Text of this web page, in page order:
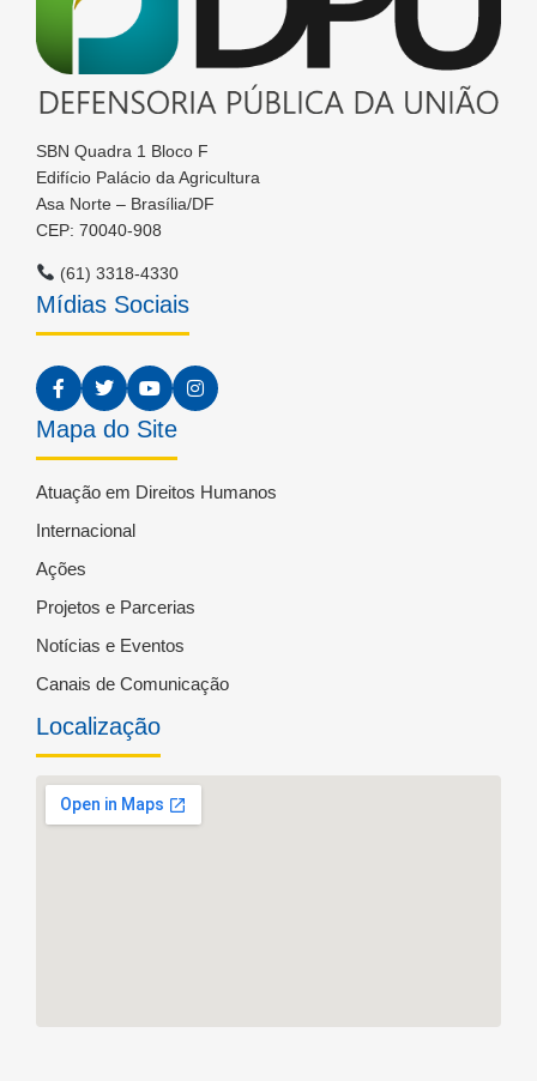
SBN Quadra 1 Bloco F
Edifício Palácio da Agricultura
Asa Norte – Brasília/DF
CEP: 70040-908
(61) 3318-4330
Mídias Sociais
Mapa do Site
Atuação em Direitos Humanos
Internacional
Ações
Projetos e Parcerias
Notícias e Eventos
Canais de Comunicação
Localização